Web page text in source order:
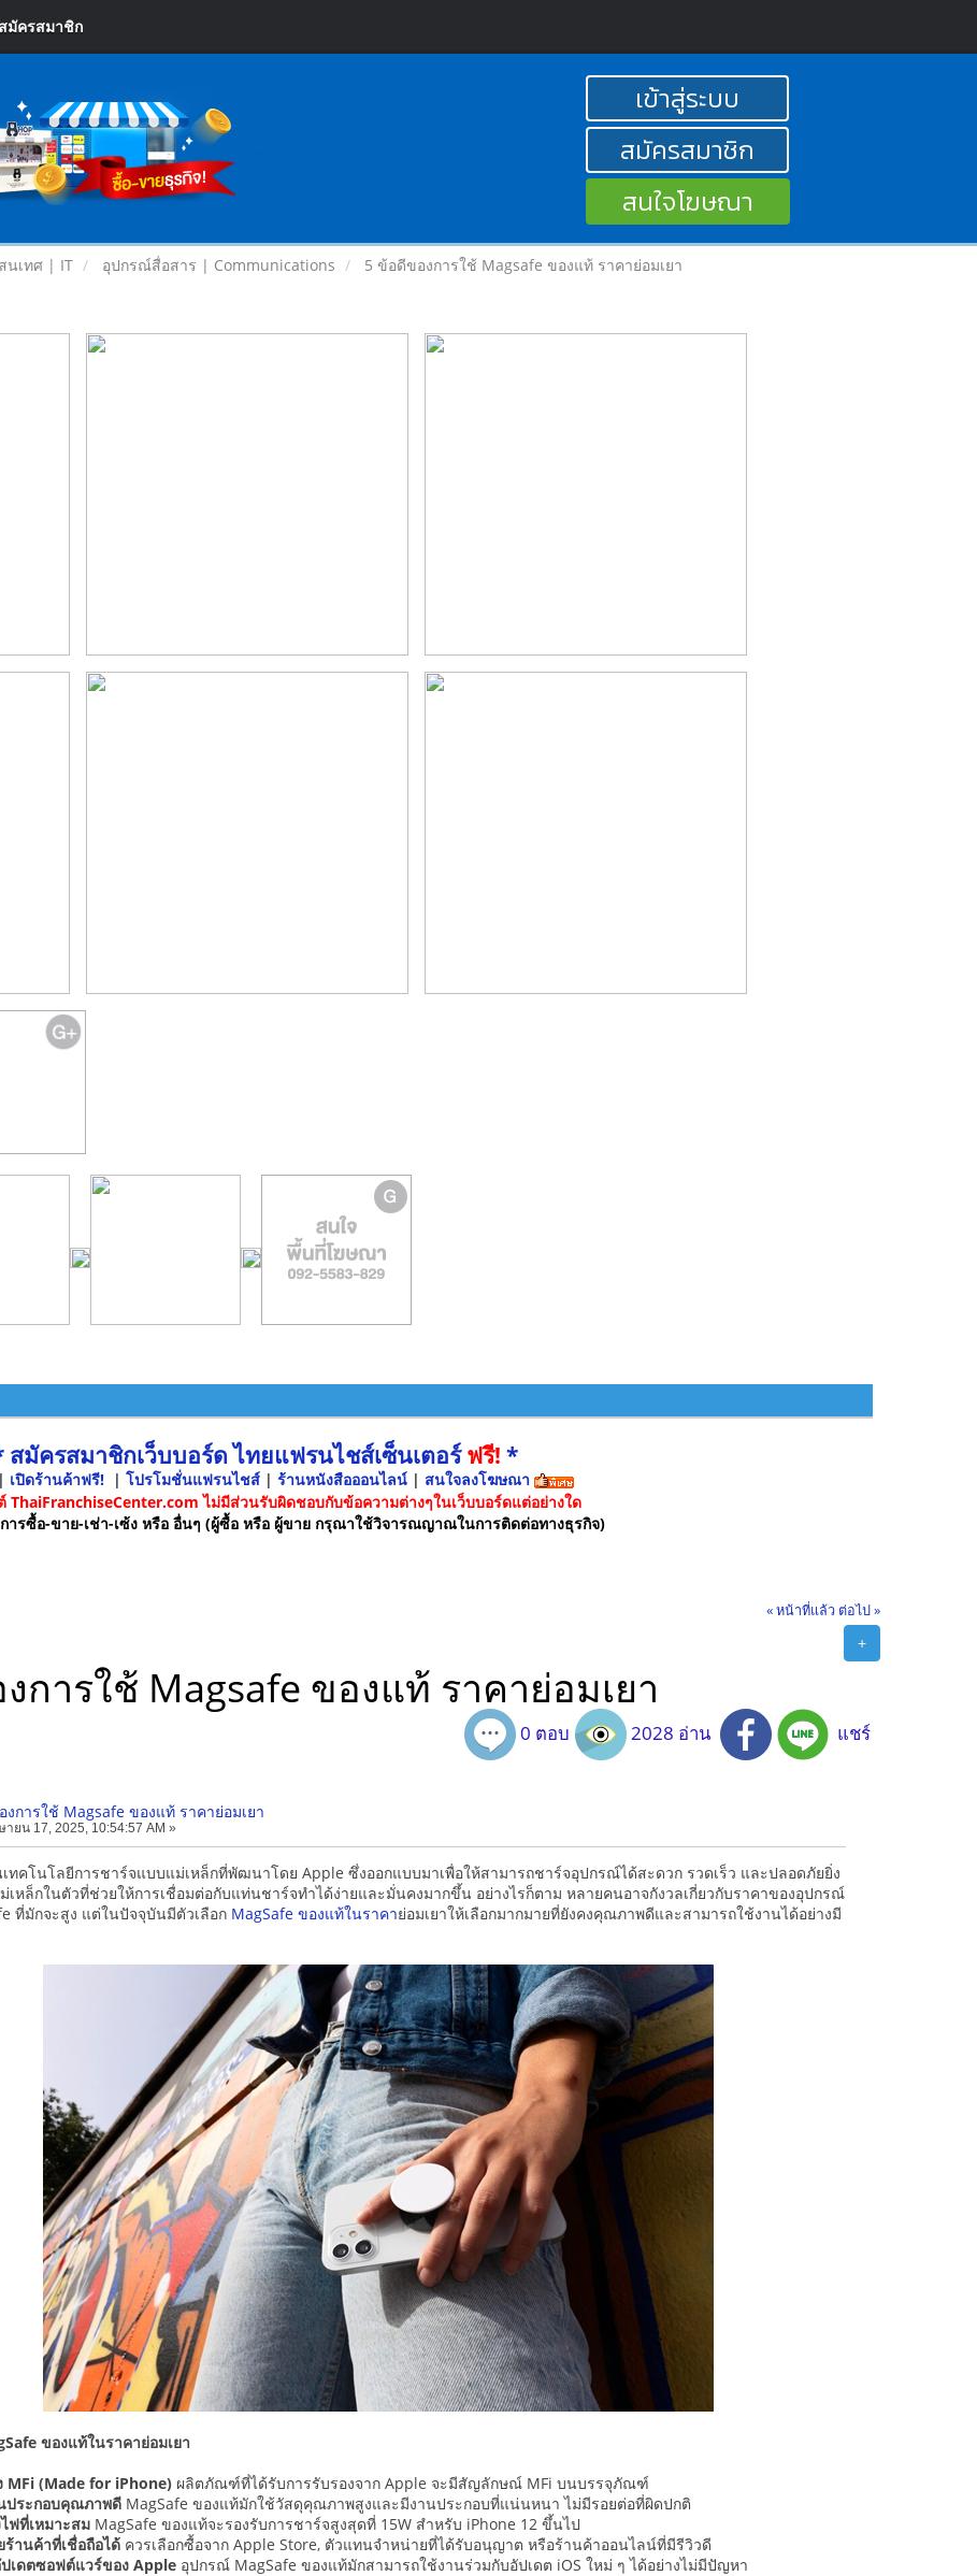
สมัครสมาชิก
เข้าสู่ระบบ
สมัครสมาชิก
สนใจโฆษณา
นเทศ | IT อุปกรณ์สื่อสาร | Communications 5 ข้อดีของการใช้ Magsafe ของแท้ ราคาย่อมเยา
สมัครสมาชิกเว็บบอร์ด ไทยแฟรนไชส์เซ็นเตอร์ฟรี! *
เปิดร้านค้าฟรี! | โปรโมชั่นแฟรนไชส์ | ร้านหนังสือออนไลน์ | สนใจลงโฆษณา
ThaiFranchiseCenter.com ไม่มีส่วนรับผิดชอบกับข้อความต่างๆในเว็บบอร์ดแต่อย่างใด
ารซื้อ-ขาย-เช่า-เซ้ง หรือ อื่นๆ (ผู้ซื้อ หรือ ผู้ขาย กรุณาใช้วิจารณญาณในการติดต่อทางธุรกิจ)
« หน้าที่แล้ว ต่อไป »
+
การใช้ Magsafe ของแท้ ราคาย่อมเยา
0 ตอบ 2028 อ่าน แชร์
งการใช้ Magsafe ของแท้ ราคาย่อมเยา
ายน 17, 2025, 10:54:57 AM »
เทคโนโลยีการชาร์จแบบแม่เหล็กที่พัฒนาโดย Apple ซึ่งออกแบบมาเพื่อให้สามารถชาร์จอุปกรณ์ได้สะดวก รวดเร็ว และปลอดภัยยิ่ง
เหล็กในตัวที่ช่วยให้การเชื่อมต่อกับแท่นชาร์จทำได้ง่ายและมั่นคงมากขึ้น อย่างไรก็ตาม หลายคนอาจกังวลเกี่ยวกับราคาของอุปกรณ์
ที่มักจะสูง แต่ในปัจจุบันมีตัวเลือก MagSafe ของแท้ในราคาย่อมเยาให้เลือกมากมายที่ยังคงคุณภาพดีและสามารถใช้งานได้อย่างมี
ของแท้ในราคาย่อมเยา
MFi (Made for iPhone) ผลิตภัณฑ์ที่ได้รับการรับรองจาก Apple จะมีสัญลักษณ์ MFi บนบรรจุภัณฑ์
ประกอบคุณภาพดี MagSafe ของแท้มักใช้วัสดุคุณภาพสูงและมีงานประกอบที่แน่นหนา ไม่มีรอยต่อที่ผิดปกติ
ฟที่เหมาะสม MagSafe ของแท้จะรองรับการชาร์จสูงสุดที่ 15W สำหรับ iPhone 12 ขึ้นไป
านค้าที่เชื่อถือได้ ควรเลือกซื้อจาก Apple Store, ตัวแทนจำหน่ายที่ได้รับอนุญาต หรือร้านค้าออนไลน์ที่มีรีวิวดี
เดตซอฟต์แวร์ของ Apple อุปกรณ์ MagSafe ของแท้มักสามารถใช้งานร่วมกับอัปเดต iOS ใหม่ ๆ ได้อย่างไม่มีปัญหา